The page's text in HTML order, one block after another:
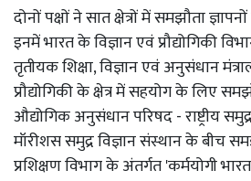
दोनों पक्षों ने सात क्षेत्रों में समझौता
इनमें भारत के विज्ञान एवं प्रौद्योगिकी
तृतीयक शिक्षा, विज्ञान एवं अनुसंधान
प्रौद्योगिकी के क्षेत्र में सहयोग के लिए
औद्योगिक अनुसंधान परिषद - राष्ट्रीय
मॉरीशस समुद्र विज्ञान संस्थान के बीच
प्रशिक्षण विभाग के अंतर्गत 'कर्मयोगी